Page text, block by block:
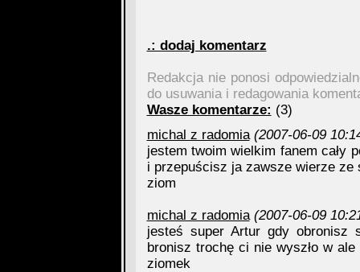
.: dodaj komentarz
Redakcja nie ponosi
do usuwania i redagowania
Wasze komentarze: (3)
michal z radomia (2007-06-09
jestem twoim wielkim fanem cały
i przepuścisz ja zawsze wierze
ziom
michal z radomia (2007-06-09
jesteś super Artur gdy obronisz
bronisz trochę ci nie wyszło w
ziomek